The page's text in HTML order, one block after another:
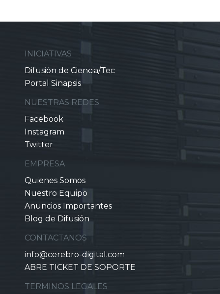
INICIATIVAS
Difusión de Ciencia/Tec
Portal Sinapsis
NUESTRAS REDES
Facebook
Instagram
Twitter
EMPRESA
Quienes Somos
Nuestro Equipo
Anuncios Importantes
Blog de Difusión
CONTACTANOS
info@cerebro-digital.com
ABRE TICKET DE SOPORTE
TERMINOS LEGALES